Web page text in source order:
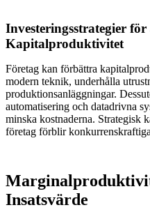
Investeringsstrategier
Kapitalproduktivitet
Företag kan förbättra
modern teknik, underhålla
produktionsanläggningar.
automatisering och datadrivna
minska kostnaderna. Strategisk
företag förblir
Insatsvärde